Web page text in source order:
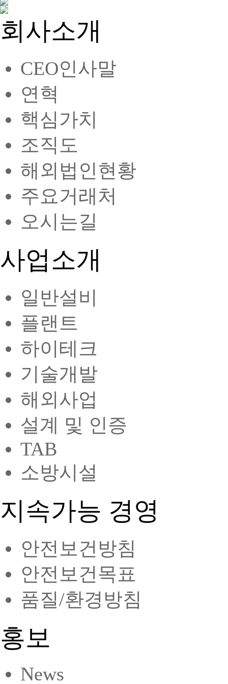
회사소개
CEO인사말
연혁
핵심가치
조직도
해외법인현황
주요거래처
오시는길
사업소개
일반설비
플랜트
하이테크
기술개발
해외사업
설계 및 인증
TAB
소방시설
지속가능 경영
안전보건방침
안전보건목표
품질/환경방침
홍보
News